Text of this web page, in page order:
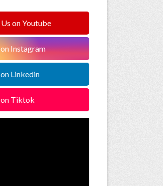
on Youtube
Instagram
Linkedin
Tiktok